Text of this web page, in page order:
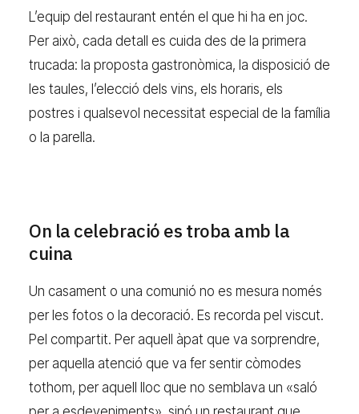
L’equip del restaurant entén el que hi ha en joc.
Per això, cada detall es cuida des de la primera
trucada: la proposta gastronòmica, la disposició de
les taules, l’elecció dels vins, els horaris, els
postres i qualsevol necessitat especial de la família
o la parella.
On la celebració es troba amb la
cuina
Un casament o una comunió no es mesura només
per les fotos o la decoració. Es recorda pel viscut.
Pel compartit. Per aquell àpat que va sorprendre,
per aquella atenció que va fer sentir còmodes
tothom, per aquell lloc que no semblava un «saló